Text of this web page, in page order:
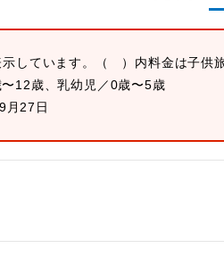
しています。
（ ）内料金は子供
12歳、乳幼児／0歳〜5歳
月27日